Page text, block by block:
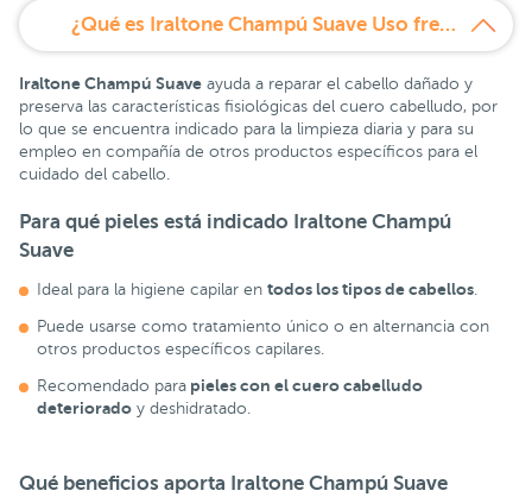
¿Qué es Iraltone Champú Suave Uso frecuente 200 ml?
Iraltone Champú Suave ayuda a reparar el cabello dañado y
preserva las características fisiológicas del cuero cabelludo, por
lo que se encuentra indicado para la limpieza diaria y para su
empleo en compañía de otros productos específicos para el
cuidado del cabello.
Para qué pieles está indicado Iraltone Champú
Suave
Ideal para la higiene capilar en todos los tipos de cabellos.
Puede usarse como tratamiento único o en alternancia con
otros productos específicos capilares.
Recomendado para pieles con el cuero cabelludo
deteriorado y deshidratado.
Qué beneficios aporta Iraltone Champú Suave